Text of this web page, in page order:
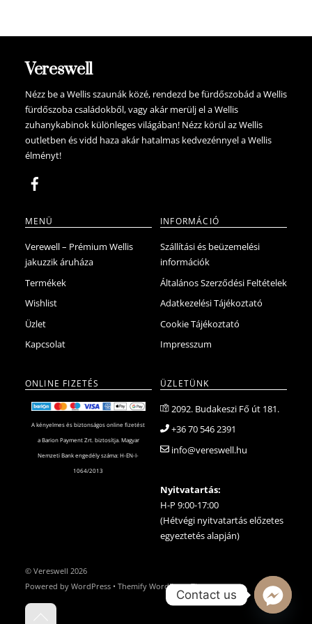
változatok
a
termékoldalon
választhatók
Vereswell
Nézz be a Wellis szaunák közé, rendezd be fürdőszobád a Wellis
fürdőszoba családokből, vagy akár merülj el a Wellis
zuhanykabinok különleges világában! Nézz körül az Wellis
outletben és vidd haza akár hatalmas kedvezénnyel a Wellis
élményt!
MENÜ
Verewell – Prémium Wellis
jakuzzik áruháza
Termékek
Wishlist
Üzlet
Kapcsolat
INFORMÁCIÓ
Szállítási és beüzemelési
információk
Általános Szerződési Feltételek
Adatkezelési Tájékoztató
Cookie Tájékoztató
Impresszum
ONLINE FIZETÉS
A kényelmes és biztonságos online fizetést
a Barion Payment Zrt. biztosítja. Magyar
Nemzeti Bank engedély száma: H-EN-I-
1064/2013
ÜZLETÜNK
2092. Budakeszi Fő út 181.
+36 70 546 2391
info@vereswell.hu
Nyitvatartás:
H-P 9:00-17:00
(Hétvégi nyitvatartás előzetes
egyeztetés alapján)
© Vereswell 2026
Powered by WordPress• Themify WordPress Themes
Contact us